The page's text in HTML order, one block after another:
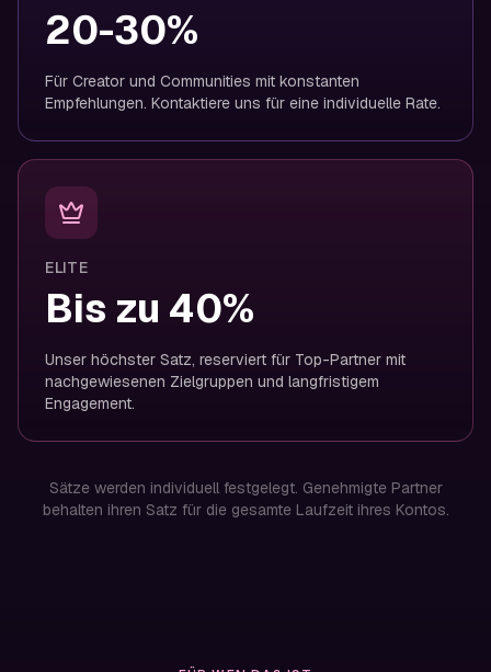
20-30%
Für Creator und Communities mit konstanten
Empfehlungen. Kontaktiere uns für eine individuelle Rate.
ELITE
Bis zu 40%
Unser höchster Satz, reserviert für Top-Partner mit
nachgewiesenen Zielgruppen und langfristigem
Engagement.
Sätze werden individuell festgelegt. Genehmigte Partner
behalten ihren Satz für die gesamte Laufzeit ihres Kontos.